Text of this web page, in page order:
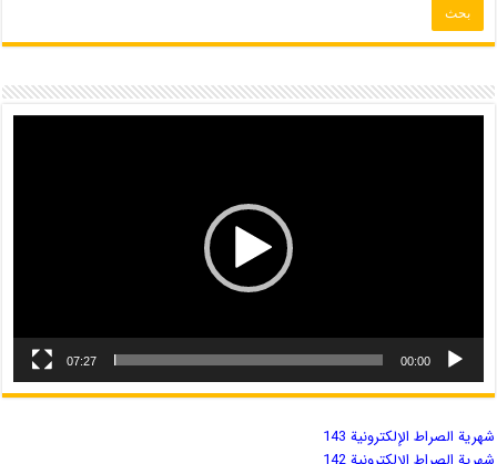
00:00
07:27
شهریة الصراط الإلكترونية 143